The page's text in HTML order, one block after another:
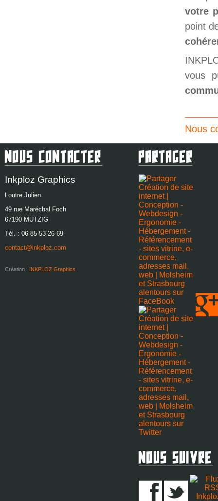
votre
point
vous
Nous
Nous Contacter
Inkploz Graphics
Loutre Julien
49 rue Maréchal Foch
67190 MUTZIG
Tél. : 06 85 53 26 69
contact@inkploz.com
Création : INKPLOZ Graphics
Partager
Nous Suivre